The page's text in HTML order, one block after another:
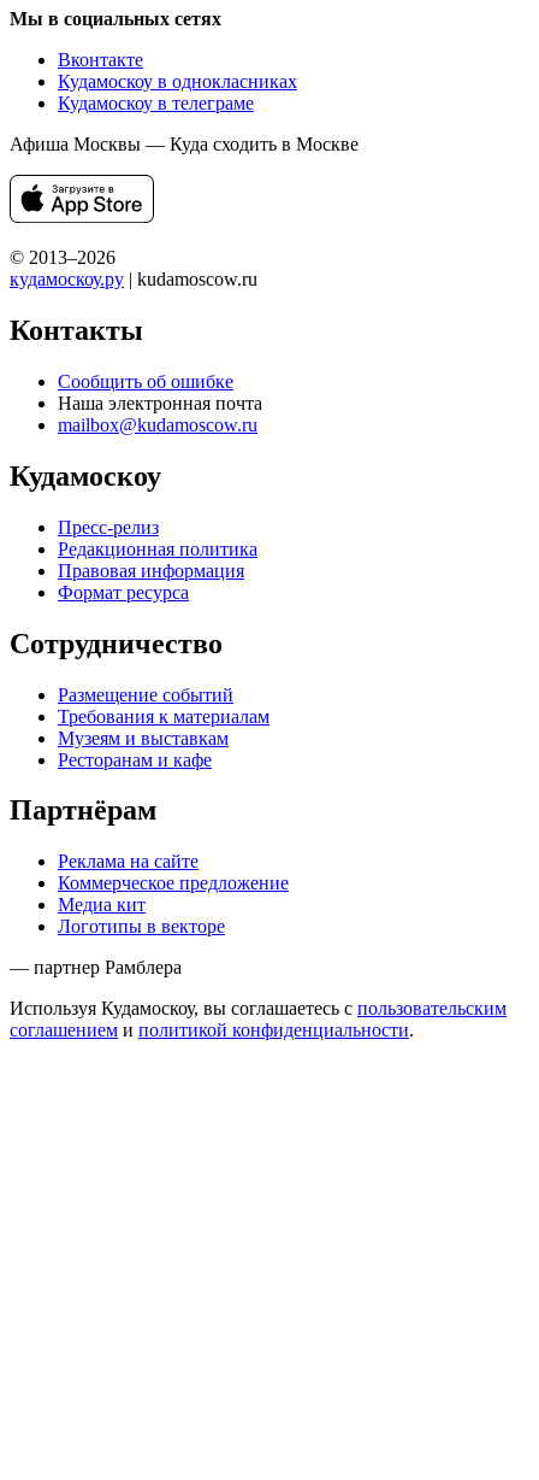
Мы в социальных сетях
Вконтакте
Кудамоскоу в однокласниках
Кудамоскоу в телеграме
Афиша Москвы — Куда сходить в Москве
© 2013–2026
кудамоскоу.ру | kudamoscow.ru
Контакты
Сообщить об ошибке
Наша электронная почта
mailbox@kudamoscow.ru
Кудамоскоу
Пресс-релиз
Редакционная политика
Правовая информация
Формат ресурса
Сотрудничество
Размещение событий
Требования к материалам
Музеям и выставкам
Ресторанам и кафе
Партнёрам
Реклама на сайте
Коммерческое предложение
Медиа кит
Логотипы в векторе
— партнер Рамблера
Используя Кудамоскоу, вы соглашаетесь с пользовательским
соглашением и политикой конфиденциальности.